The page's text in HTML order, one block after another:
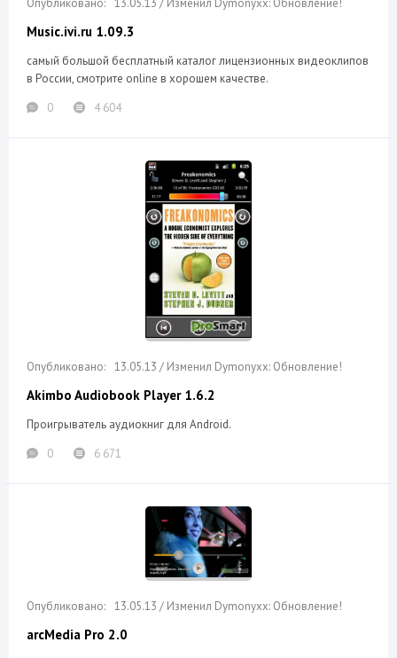
13.05.13 / Изменил Dymonyxx: Обновление!
Music.ivi.ru 1.09.3
самый большой бесплатный каталог лицензионных видеоклипов
в России, смотрите online в хорошем качестве.
0
4 604
13.05.13 / Изменил Dymonyxx: Обновление!
Akimbo Audiobook Player 1.6.2
Проигрыватель аудиокниг для Android.
0
6 671
13.05.13 / Изменил Dymonyxx: Обновление!
arcMedia Pro 2.0